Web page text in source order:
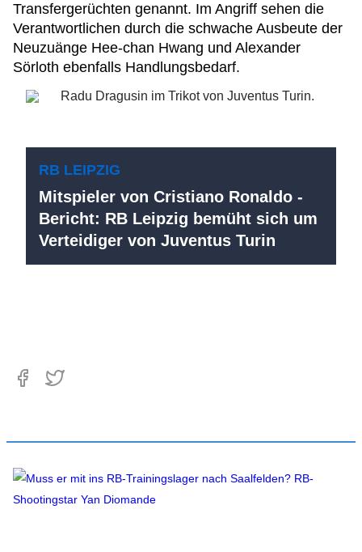
Transfergerüchten genannt. Im Angriff sehen die
Verantwortlichen durch die schwache Ausbeute der
Neuzuänge Hee-chan Hwang und Alexander
Sörloth ebenfalls Handlungsbedarf.
RB LEIPZIG
Mitspieler von Cristiano Ronaldo -
Bericht: RB Leipzig bemüht sich um
Verteidiger von Juventus Turin